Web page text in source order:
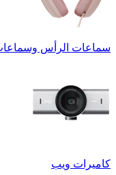
سماعات الرأس
كاميرات ويب